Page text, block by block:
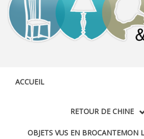
ACCUEIL
RETOUR DE CHINE
OBJETS VUS EN BROCANTEMON